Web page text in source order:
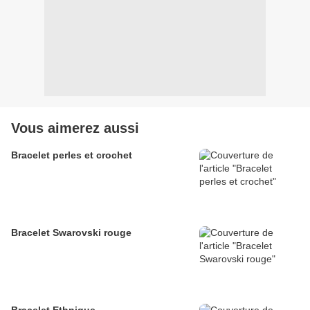
Vous aimerez aussi
Bracelet perles et crochet
Bracelet Swarovski rouge